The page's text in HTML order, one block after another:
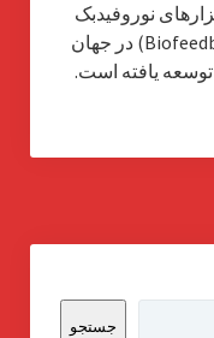
نوروفیدبک
(Neurofeedback) و بیوفیدبک (Biofeedback) در جهان
است که توسط شرکت BEE Medic توسعه یافته است.
جستجو